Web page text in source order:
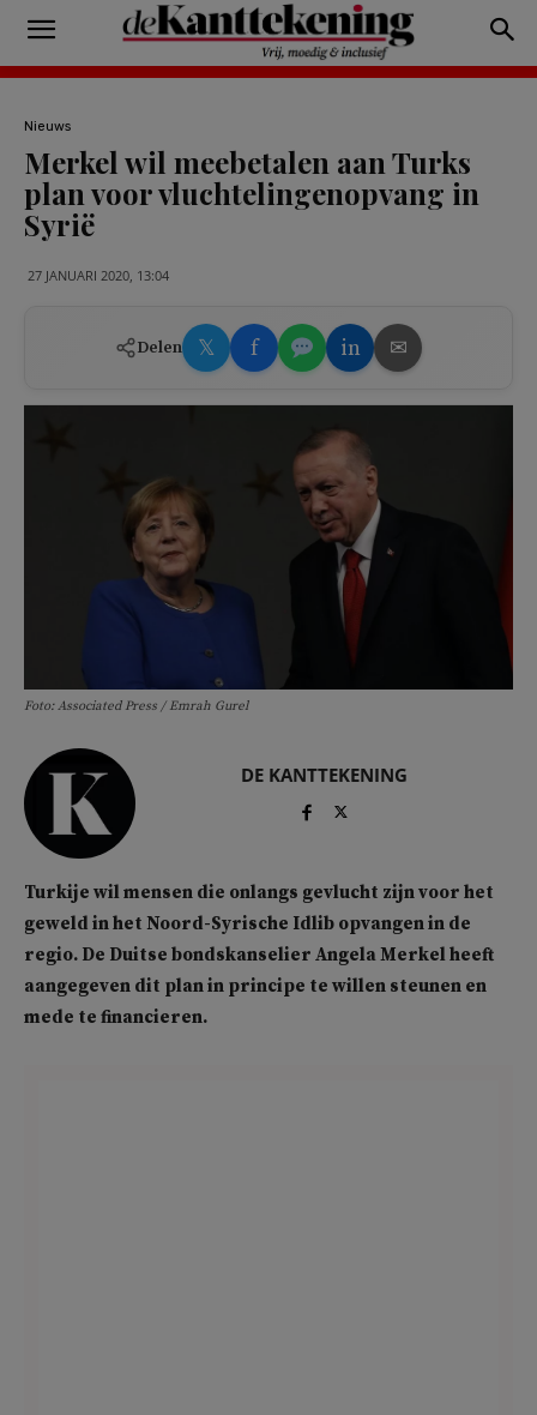
Nieuws
Merkel wil meebetalen aan Turks
plan voor vluchtelingenopvang in
Syrië
27 JANUARI 2020, 13:04
Delen 𝕏 f in ✉
Foto: Associated Press / Emrah Gurel
DE KANTTEKENING
Turkije wil mensen die onlangs gevlucht zijn voor het
geweld in het Noord-Syrische Idlib opvangen in de
regio. De Duitse bondskanselier Angela Merkel heeft
aangegeven dit plan in principe te willen steunen en
mede te financieren.